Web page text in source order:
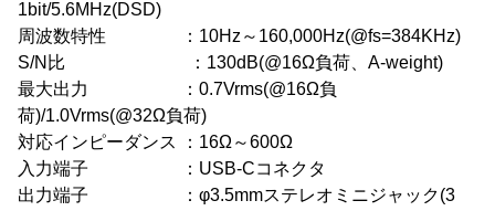
1bit/5.6MHz(DSD)
周波数特性 ：10Hz～160,000Hz(@fs=384KHz)
S/N比 ：130dB(@16Ω負荷、A-weight)
最大出力 ：0.7Vrms(@16Ω負
荷)/1.0Vrms(@32Ω負荷)
対応インピーダンス ：16Ω～600Ω
入力端子 ：USB-Cコネクタ
出力端子 ：φ3.5mmステレオミニジャック(3